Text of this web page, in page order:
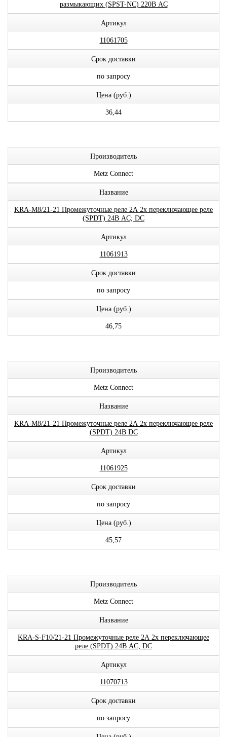
размыкающих (SPST-NC) 220В AC
Артикул
11061705
Срок доставки
по запросу
Цена (руб.)
36,44
Производитель
Metz Connect
Название
KRA-M8/21-21 Промежуточные реле 2А 2x переключающее реле
(SPDT) 24В AC; DC
Артикул
11061913
Срок доставки
по запросу
Цена (руб.)
46,75
Производитель
Metz Connect
Название
KRA-M8/21-21 Промежуточные реле 2А 2x переключающее реле
(SPDT) 24В DC
Артикул
11061925
Срок доставки
по запросу
Цена (руб.)
45,57
Производитель
Metz Connect
Название
KRA-S-F10/21-21 Промежуточные реле 2А 2x переключающее
реле (SPDT) 24В AC; DC
Артикул
11070713
Срок доставки
по запросу